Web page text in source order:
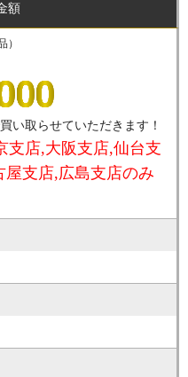
額
）
い取らせていただきます！
店,大阪支店,仙台支
屋支店,広島支店のみ